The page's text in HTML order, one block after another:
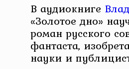
В аудиокниге
«Золотое дно»
роман русского
фантаста,
науки и